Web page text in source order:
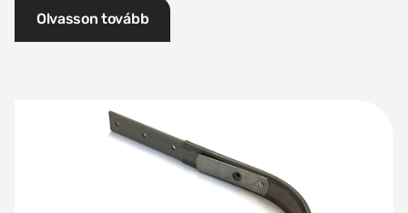
Olvasson tovább